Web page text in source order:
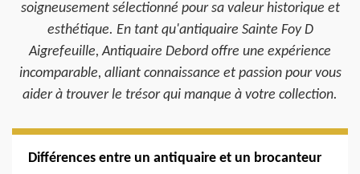
soigneusement sélectionné pour sa valeur historique et
esthétique. En tant qu'antiquaire Sainte Foy D
Aigrefeuille, Antiquaire Debord offre une expérience
incomparable, alliant connaissance et passion pour vous
aider à trouver le trésor qui manque à votre collection.
Différences entre un antiquaire et un brocanteur